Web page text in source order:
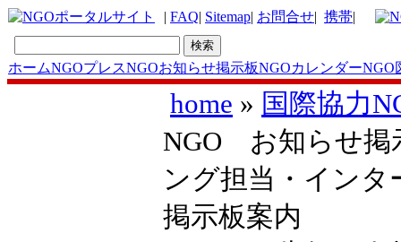
| FAQ| Sitemap| お問合せ| 携帯|
ホームNGOプレスNGOお知らせ掲示板NGOカレンダーNGO
home » 国際協力
NGO お知らせ掲
ング担当・インタ
掲示板案内